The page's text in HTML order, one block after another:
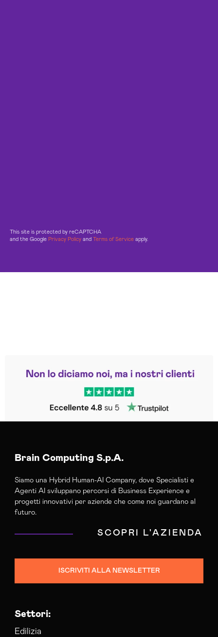
This site is protected by reCAPTCHA
and the Google Privacy Policy and Terms of Service apply.
Trustpilot
Brain Computing S.p.A.
Siamo una Hybrid Human-AI Company, dove Specialisti e
Agenti AI sviluppano percorsi di Business Experience e
progetti innovativi per aziende che come noi guardano al
futuro.
SCOPRI L'AZIENDA
ISCRIVITI ALLA NEWSLETTER
Settori:
Edilizia